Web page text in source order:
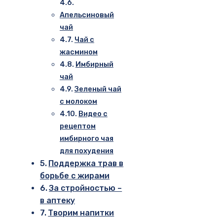
Апельсиновый
чай
Чай с
жасмином
Имбирный
чай
Зеленый чай
с молоком
Видео с
рецептом
имбирного чая
для похудения
Поддержка трав в
борьбе с жирами
За стройностью –
в аптеку
Творим напитки